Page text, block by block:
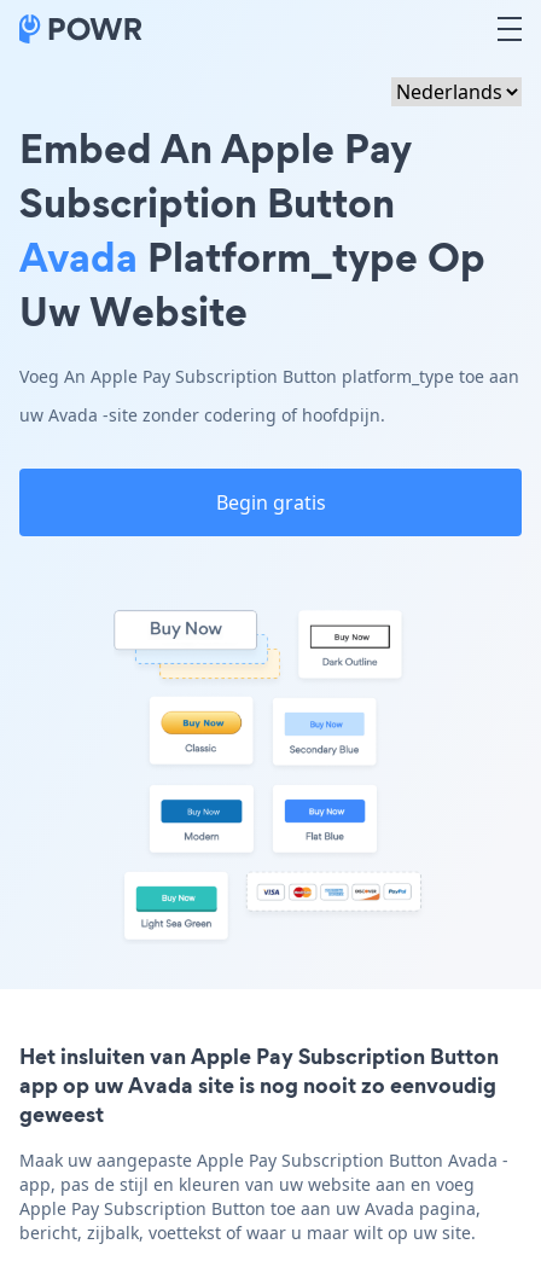
Embed An Apple Pay
Subscription Button
Avada Platform_type Op
Uw Website
Voeg An Apple Pay Subscription Button platform_type toe aan
uw Avada -site zonder codering of hoofdpijn.
Begin gratis
Het insluiten van Apple Pay Subscription Button
app op uw Avada site is nog nooit zo eenvoudig
geweest
Maak uw aangepaste Apple Pay Subscription Button Avada -
app, pas de stijl en kleuren van uw website aan en voeg
Apple Pay Subscription Button toe aan uw Avada pagina,
bericht, zijbalk, voettekst of waar u maar wilt op uw site.